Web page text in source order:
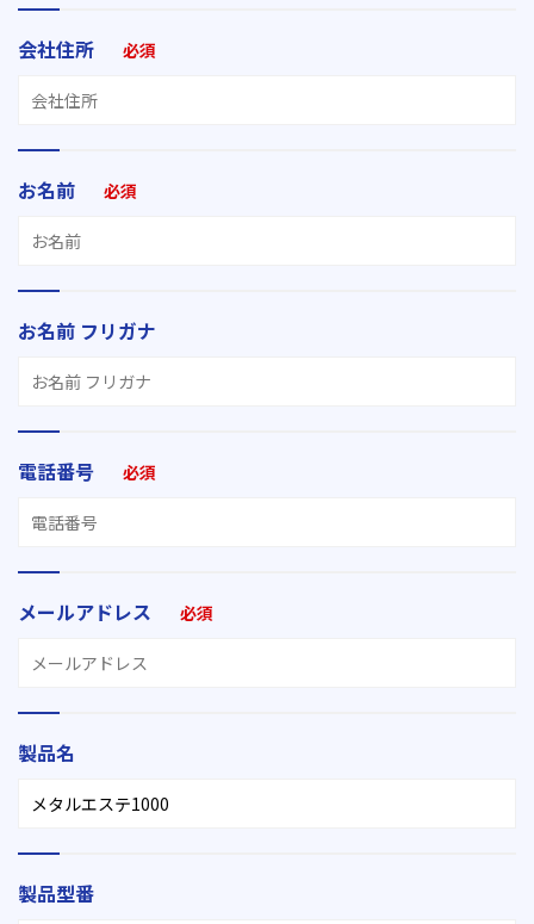
会社住所 必須
お名前 必須
お名前 フリガナ
電話番号 必須
メールアドレス 必須
製品名
製品型番